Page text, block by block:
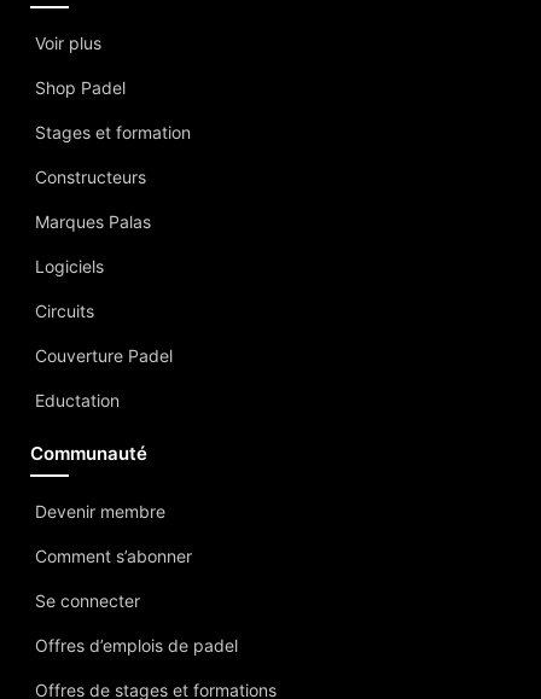
Voir plus
Shop Padel
Stages et formation
Constructeurs
Marques Palas
Logiciels
Circuits
Couverture Padel
Eductation
Communauté
Devenir membre
Comment s’abonner
Se connecter
Offres d’emplois de padel
Offres de stages et formations